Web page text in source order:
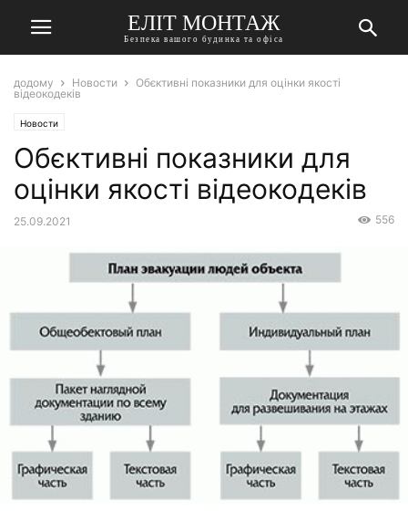
ЕЛІТ МОНТАЖ
Безпека вашого будинка та офіса
додому Новости
Обєктивні показники для оцінки якості
відеокодеків
Новости
Обєктивні показники для
оцінки якості відеокодеків
25.09.2021 556